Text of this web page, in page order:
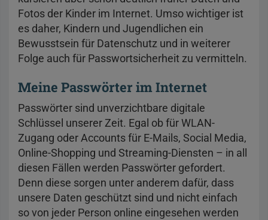
Fotos der Kinder im Internet. Umso wichtiger ist
es daher, Kindern und Jugendlichen ein
Bewusstsein für Datenschutz und in weiterer
Folge auch für Passwortsicherheit zu vermitteln.
Meine Passwörter im Internet
Passwörter sind unverzichtbare digitale
Schlüssel unserer Zeit. Egal ob für WLAN-
Zugang oder Accounts für E-Mails, Social Media,
Online-Shopping und Streaming-Diensten – in all
diesen Fällen werden Passwörter gefordert.
Denn diese sorgen unter anderem dafür, dass
unsere Daten geschützt sind und nicht einfach
so von jeder Person online eingesehen werden